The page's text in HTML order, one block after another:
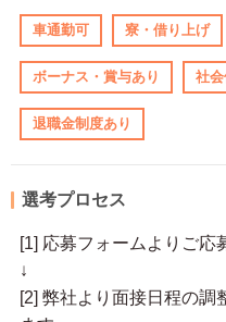
車通勤可 寮・借り上げ
ボーナス・賞与あり 社
退職金制度あり
選考プロセス
[1] 応募フォームよりご応
↓
[2] 弊社より面接日程の調